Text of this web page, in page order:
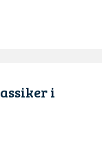
i